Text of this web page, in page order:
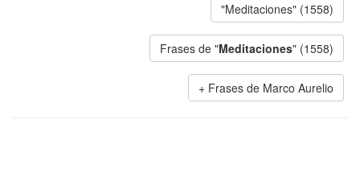
"Meditaciones" (1558)
Frases de "Meditaciones" (1558)
Frases de Marco Aurelio